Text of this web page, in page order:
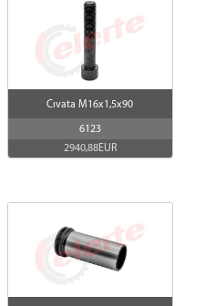
Cıvata M16x1,5x90
6123
2940,88EUR